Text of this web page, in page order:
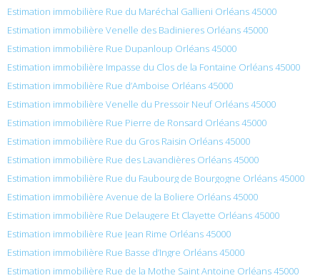
Estimation immobilière Rue du Maréchal Gallieni Orléans 45000
Estimation immobilière Venelle des Badinieres Orléans 45000
Estimation immobilière Rue Dupanloup Orléans 45000
Estimation immobilière Impasse du Clos de la Fontaine Orléans 45000
Estimation immobilière Rue d’Amboise Orléans 45000
Estimation immobilière Venelle du Pressoir Neuf Orléans 45000
Estimation immobilière Rue Pierre de Ronsard Orléans 45000
Estimation immobilière Rue du Gros Raisin Orléans 45000
Estimation immobilière Rue des Lavandières Orléans 45000
Estimation immobilière Rue du Faubourg de Bourgogne Orléans 45000
Estimation immobilière Avenue de la Boliere Orléans 45000
Estimation immobilière Rue Delaugere Et Clayette Orléans 45000
Estimation immobilière Rue Jean Rime Orléans 45000
Estimation immobilière Rue Basse d’Ingre Orléans 45000
Estimation immobilière Rue de la Mothe Saint Antoine Orléans 45000